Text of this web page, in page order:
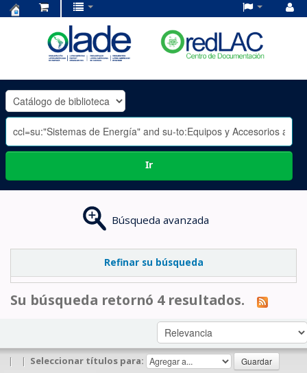
OLADE
-
Ir
Búsqueda avanzada
Refinar su búsqueda
Su búsqueda retornó 4 resultados.
| | Seleccionar títulos para: